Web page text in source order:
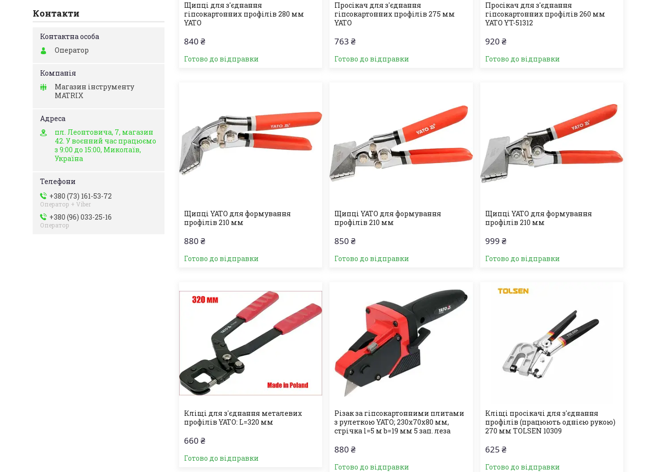
Щипці для з'єднання
гіпсокартонних профілів 280 мм
YATO
840 ₴
Готово до відправки
Просікач для з'єднання
гіпсокартонних профілів 275 мм
YATO
763 ₴
Готово до відправки
Просікач для з'єднання
гіпсокартонних профілів 260 мм
YATO YT-51312
920 ₴
Готово до відправки
Щипці YATO для формування
профілів 210 мм
880 ₴
Готово до відправки
Щипці YATO для формування
профілів 210 мм
850 ₴
Готово до відправки
Щипці YATO для формування
профілів 210 мм
999 ₴
Готово до відправки
Кліщі для з'єднання металевих
профілів YATO: L=320 мм
660 ₴
Готово до відправки
Різак за гіпсокартонними плитами
з рулеткою YATO; 230х70х80 мм,
стрічка l=5 м b=19 мм 5 зап. леза
880 ₴
Готово до відправки
Кліщі просікачі для з'єднання
профілів (працюють однією рукою)
270 мм TOLSEN 10309
625 ₴
Готово до відправки
Контакти
Оператор
Магазин інструменту
MATRIX
пл. Леонтовича, 7, магазин
42. У воєнний час працюємо
з 9:00 до 15:00, Миколаїв,
Україна
+380 (73) 161-53-72
Оператор + Viber
+380 (96) 033-25-16
Оператор